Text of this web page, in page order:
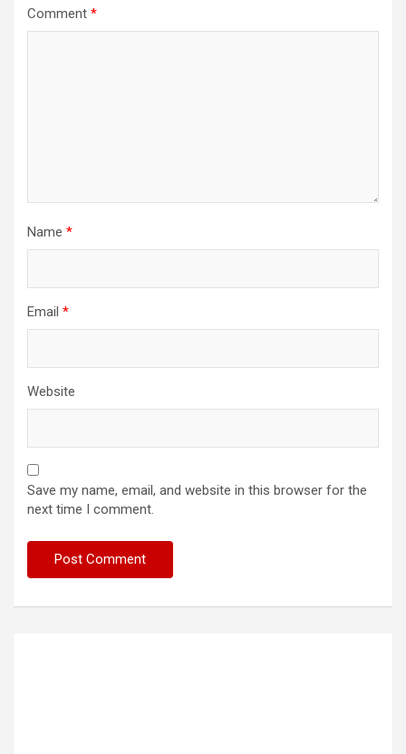
Comment *
Name *
Email *
Website
Save my name, email, and website in this browser for the
next time I comment.